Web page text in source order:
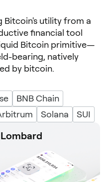
Bitcoin's utility from a
financial tool
Bitcoin primitive—
bearing, natively
by bitcoin.
BNB Chain
Solana SUI